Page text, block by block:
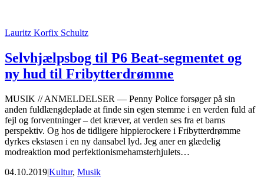
Lauritz Korfix Schultz
Selvhjælpsbog til P6 Beat-segmentet og
ny hud til Fribytterdrømme
MUSIK // ANMELDELSER — Penny Police forsøger på sin
anden fuldlængdeplade at finde sin egen stemme i en verden fuld af
fejl og forventninger – det kræver, at verden ses fra et barns
perspektiv. Og hos de tidligere hippierockere i Fribytterdrømme
dyrkes ekstasen i en ny dansabel lyd. Jeg aner en glædelig
modreaktion mod perfektionismehamsterhjulets…
04.10.2019|Kultur, Musik